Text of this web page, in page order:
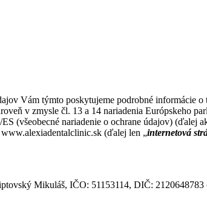
Vám týmto poskytujeme podrobné informácie
v zmysle čl. 13 a 14 nariadenia Európskeho
(všeobecné nariadenie o ochrane údajov) (ďalej
(ďalej len „internetová
Mikuláš, IČO: 51153114, DIČ: